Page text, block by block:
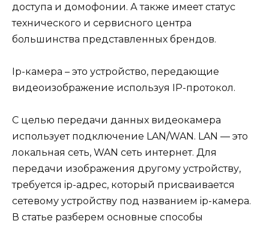
доступа и домофонии. А также имеет статус
технического и сервисного центра
большинства представленных брендов.
Ip-камера – это устройство, передающие
видеоизображение используя IP-протокол.
С целью передачи данных видеокамера
использует подключение LAN/WAN. LAN — это
локальная сеть, WAN сеть интернет. Для
передачи изображения другому устройству,
требуется ip-адрес, который присваивается
сетевому устройству под названием ip-камера.
В статье разберем основные способы